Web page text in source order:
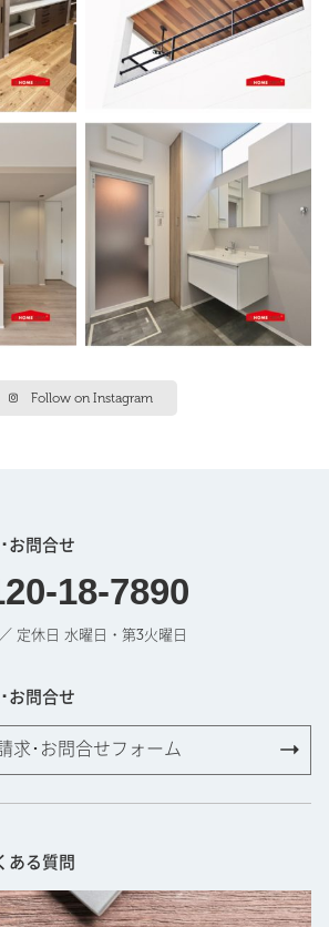
Follow on Instagram
お問合せ
18-7890
定休日 水曜日・第3火曜日
お問合せ
求･お問合せフォーム
ある質問